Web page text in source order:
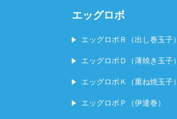
エッグロボ
エッグロボＲ（出し巻玉子）
エッグロボＤ（薄焼き玉子）
エッグロボＫ（重ね焼玉子）
エッグロボＰ（伊達巻）